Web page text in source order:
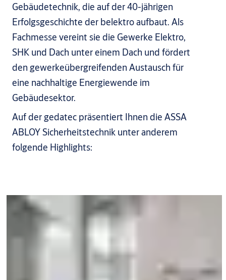
Gebäudetechnik, die auf der 40-jährigen
Erfolgsgeschichte der belektro aufbaut. Als
Fachmesse vereint sie die Gewerke Elektro,
SHK und Dach unter einem Dach und fördert
den gewerkeübergreifenden Austausch für
eine nachhaltige Energiewende im
Gebäudesektor.
Auf der gedatec präsentiert Ihnen die ASSA
ABLOY Sicherheitstechnik unter anderem
folgende Highlights: